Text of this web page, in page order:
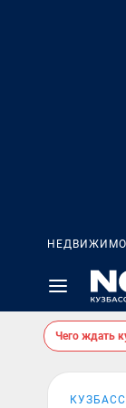
Чего ждать
КУЗБАСС